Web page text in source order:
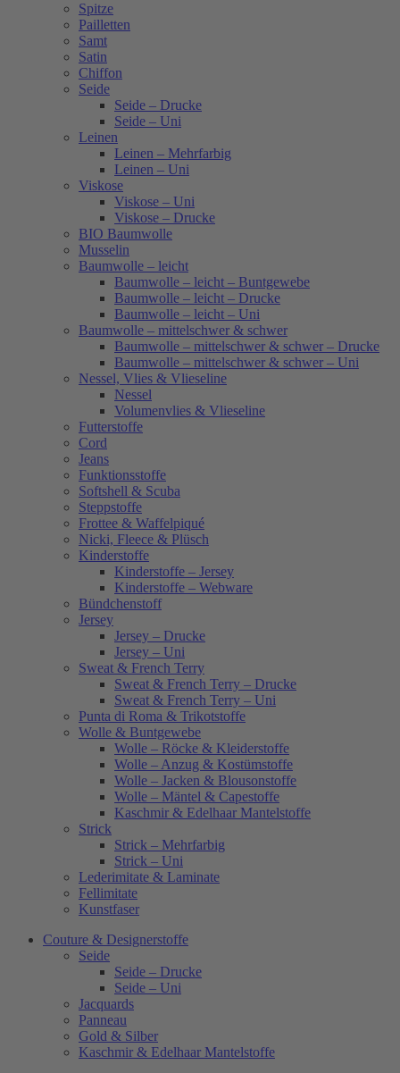
Spitze
Pailletten
Samt
Satin
Chiffon
Seide
Seide – Drucke
Seide – Uni
Leinen
Leinen – Mehrfarbig
Leinen – Uni
Viskose
Viskose – Uni
Viskose – Drucke
BIO Baumwolle
Musselin
Baumwolle – leicht
Baumwolle – leicht – Buntgewebe
Baumwolle – leicht – Drucke
Baumwolle – leicht – Uni
Baumwolle – mittelschwer & schwer
Baumwolle – mittelschwer & schwer – Drucke
Baumwolle – mittelschwer & schwer – Uni
Nessel, Vlies & Vlieseline
Nessel
Volumenvlies & Vlieseline
Futterstoffe
Cord
Jeans
Funktionsstoffe
Softshell & Scuba
Steppstoffe
Frottee & Waffelpiqué
Nicki, Fleece & Plüsch
Kinderstoffe
Kinderstoffe – Jersey
Kinderstoffe – Webware
Bündchenstoff
Jersey
Jersey – Drucke
Jersey – Uni
Sweat & French Terry
Sweat & French Terry – Drucke
Sweat & French Terry – Uni
Punta di Roma & Trikotstoffe
Wolle & Buntgewebe
Wolle – Röcke & Kleiderstoffe
Wolle – Anzug & Kostümstoffe
Wolle – Jacken & Blousonstoffe
Wolle – Mäntel & Capestoffe
Kaschmir & Edelhaar Mantelstoffe
Strick
Strick – Mehrfarbig
Strick – Uni
Lederimitate & Laminate
Fellimitate
Kunstfaser
Couture & Designerstoffe
Seide
Seide – Drucke
Seide – Uni
Jacquards
Panneau
Gold & Silber
Kaschmir & Edelhaar Mantelstoffe